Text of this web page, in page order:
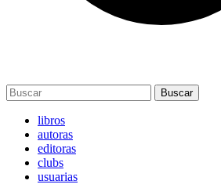
Buscar
libros
autoras
editoras
clubs
usuarias